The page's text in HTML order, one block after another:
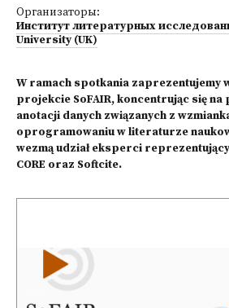
Организаторы:
Институт литературных
University (UK)
W ramach spotkania zaprezentujemy
projekcie SoFAIR, koncentrując się
anotacji danych związanych z
oprogramowaniu w literaturze
wezmą udział eksperci
CORE oraz Softcite.